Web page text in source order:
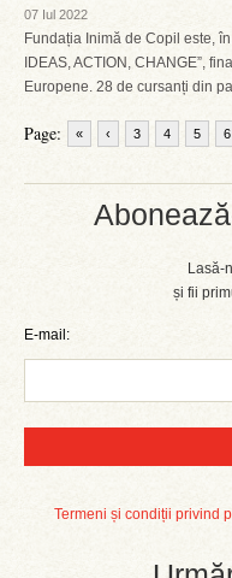
Lasă-
și fii
E-mail:
Termeni și condiții privind
07 Iul 2022
Fundația Inimă de Copil este,
IDEAS, ACTION, CHANGE”,
Europene. 28 de cursanți din
Page: « ‹ 3 4 5 6